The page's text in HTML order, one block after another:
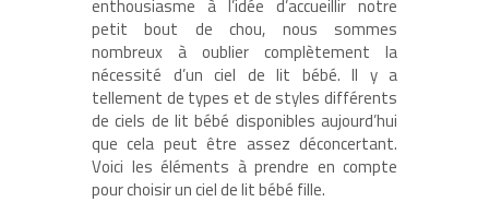
enthousiasme à l’idée d’accueillir notre
petit bout de chou, nous sommes
nombreux à oublier complètement la
nécessité d’un ciel de lit bébé. Il y a
tellement de types et de styles différents
de ciels de lit bébé disponibles aujourd’hui
que cela peut être assez déconcertant.
Voici les éléments à prendre en compte
pour choisir un ciel de lit bébé fille.